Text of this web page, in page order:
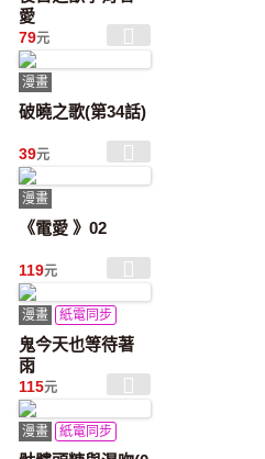
愛
79元
漫畫
破曉之歌(第34話)
39元
漫畫
《電愛 》02
119元
漫畫 紙電同步
鬼今天也等待著
雨
115元
漫畫 紙電同步